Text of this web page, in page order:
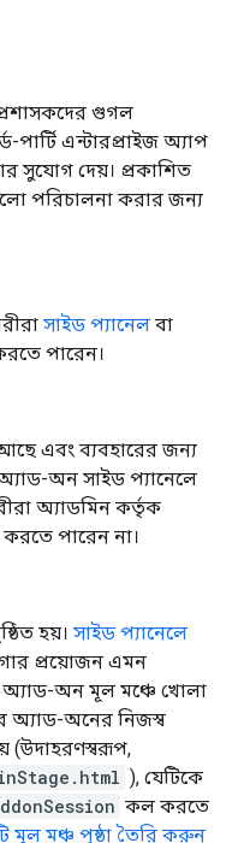
গুগল
পার্টি এন্টারপ্রাইজ অ্যাপ
সুযোগ দেয়। প্রকাশিত
পরিচালনা করার জন্য
সাইড প্যানেল বা
পারেন।
এবং ব্যবহারের জন্য
অন সাইড প্যানেলে
অ্যাডমিন কর্তৃক
পারেন না।
হয়। সাইড প্যানেলে
প্রয়োজন এমন
অ্যাড-অন মূল মঞ্চে খোলা
অ্যাড-অনের নিজস্ব
(উদাহরণস্বরূপ,
), যেটিকে
কল করতে
মূল মঞ্চ পৃষ্ঠা তৈরি করুন